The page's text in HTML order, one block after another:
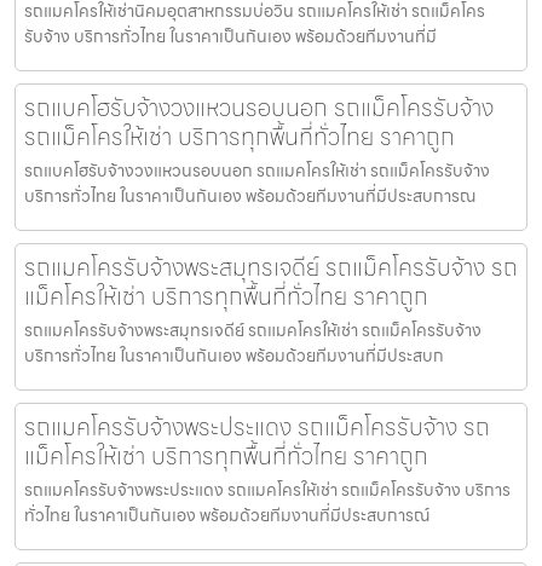
รถแมคโครให้เช่านิคมอุตสาหกรรมบ่อวิน รถแมคโครให้เช่า รถแม็คโคร
รับจ้าง บริการทั่วไทย ในราคาเป็นกันเอง พร้อมด้วยทีมงานที่มี
รถแบคโฮรับจ้างวงแหวนรอบนอก รถแม็คโครรับจ้าง
รถแม็คโครให้เช่า บริการทุกพื้นที่ทั่วไทย ราคาถูก
รถแบคโฮรับจ้างวงแหวนรอบนอก รถแมคโครให้เช่า รถแม็คโครรับจ้าง
บริการทั่วไทย ในราคาเป็นกันเอง พร้อมด้วยทีมงานที่มีประสบการณ
รถแมคโครรับจ้างพระสมุทรเจดีย์ รถแม็คโครรับจ้าง รถ
แม็คโครให้เช่า บริการทุกพื้นที่ทั่วไทย ราคาถูก
รถแมคโครรับจ้างพระสมุทรเจดีย์ รถแมคโครให้เช่า รถแม็คโครรับจ้าง
บริการทั่วไทย ในราคาเป็นกันเอง พร้อมด้วยทีมงานที่มีประสบก
รถแมคโครรับจ้างพระประแดง รถแม็คโครรับจ้าง รถ
แม็คโครให้เช่า บริการทุกพื้นที่ทั่วไทย ราคาถูก
รถแมคโครรับจ้างพระประแดง รถแมคโครให้เช่า รถแม็คโครรับจ้าง บริการ
ทั่วไทย ในราคาเป็นกันเอง พร้อมด้วยทีมงานที่มีประสบการณ์